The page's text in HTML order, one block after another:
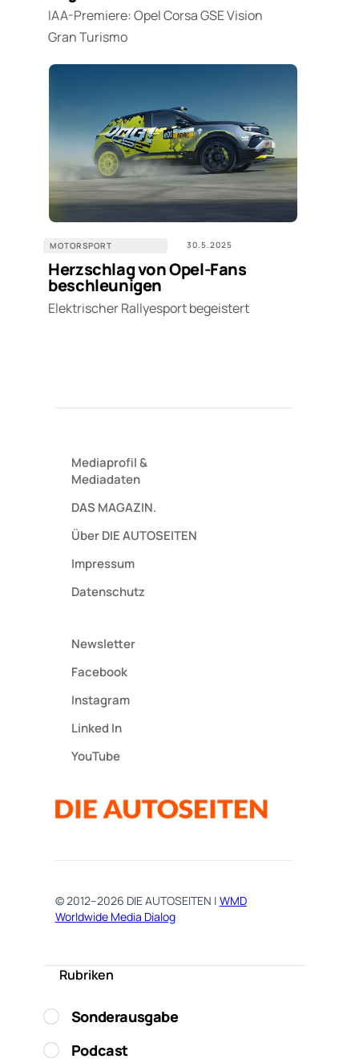
IAA-Premiere: Opel Corsa GSE Vision
Gran Turismo
MOTORSPORT 30.5.2025
Herzschlag von Opel-Fans
beschleunigen
Elektrischer Rallyesport begeistert
Mediaprofil&
Mediadaten
DAS MAGAZIN.
Über DIE AUTOSEITEN
Impressum
Datenschutz
Newsletter
Facebook
Instagram
Linked In
YouTube
© 2012–2026 DIE AUTOSEITEN | WMD
Worldwide Media Dialog
Rubriken
Sonderausgabe
Podcast